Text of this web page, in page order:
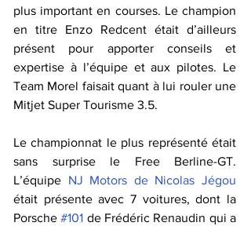
plus important en courses. Le champion
en titre Enzo Redcent était d’ailleurs
présent pour apporter conseils et
expertise à l’équipe et aux pilotes. Le
Team Morel faisait quant à lui rouler une
Mitjet Super Tourisme 3.5.
Le championnat le plus représenté était
sans surprise le Free Berline-GT.
L’équipe NJ Motors de Nicolas Jégou
était présente avec 7 voitures, dont la
Porsche #101 de Frédéric Renaudin qui a